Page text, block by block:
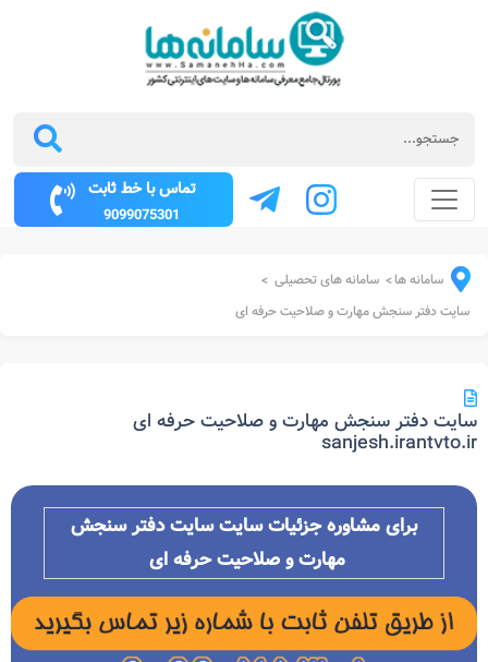
تماس با خط ثابت
9099075301
سامانه ها> سامانه های تحصیلی >
سایت دفتر سنجش مهارت و صلاحیت حرفه ای
سایت دفتر سنجش مهارت و صلاحیت حرفه ای
sanjesh.irantvto.ir
برای مشاوره جزئیات سایت سایت دفتر سنجش
مهارت و صلاحیت حرفه ای